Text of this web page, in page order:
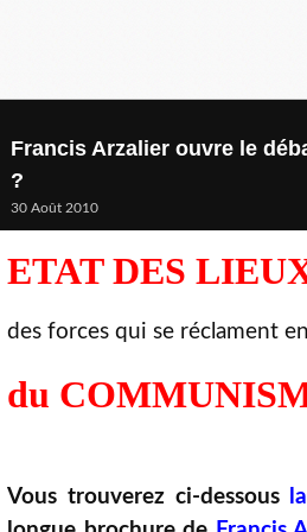
Francis Arzalier ouvre le
?
30 Août 2010
ETAT DES
des forces qui se réclament
du
Vous trouverez ci-dessous